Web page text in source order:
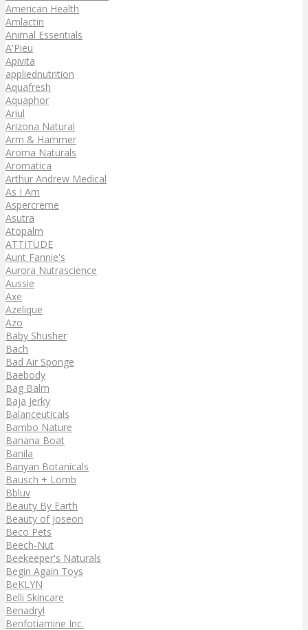
American Health
Amlactin
Animal Essentials
A'Pieu
Apivita
appliednutrition
Aquafresh
Aquaphor
Ariul
Arizona Natural
Arm & Hammer
Aroma Naturals
Aromatica
Arthur Andrew Medical
As I Am
Aspercreme
Asutra
Atopalm
ATTITUDE
Aunt Fannie's
Aurora Nutrascience
Aussie
Axe
Azelique
Azo
Baby Shusher
Bach
Bad Air Sponge
Baebody
Bag Balm
Baja Jerky
Balanceuticals
Bambo Nature
Banana Boat
Banila
Banyan Botanicals
Bausch + Lomb
Bbluv
Beauty By Earth
Beauty of Joseon
Beco Pets
Beech-Nut
Beekeeper's Naturals
Begin Again Toys
BeKLYN
Belli Skincare
Benadryl
Benfotiamine Inc.